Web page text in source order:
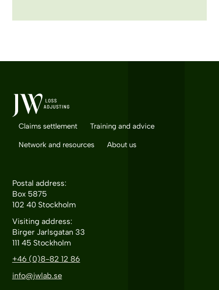
Claims settlement Training and advice
Network and resources About us
Postal address:
Box 5875
102 40 Stockholm
Visiting address:
Birger Jarlsgatan 33
111 45 Stockholm
+46 (0)8-82 12 86
info@jwlab.se